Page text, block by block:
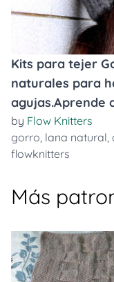
Kits para tejer
naturales para
agujas.Aprende
by Flow Knitters
gorro, lana natural,
flowknitters
Más